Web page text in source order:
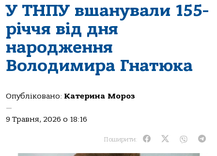
У ТНПУ вшанували 155-
річчя від дня
народження
Володимира Гнатюка
Опубліковано: Катерина Мороз
—
9 Травня, 2026 о 18:16
Поширити: